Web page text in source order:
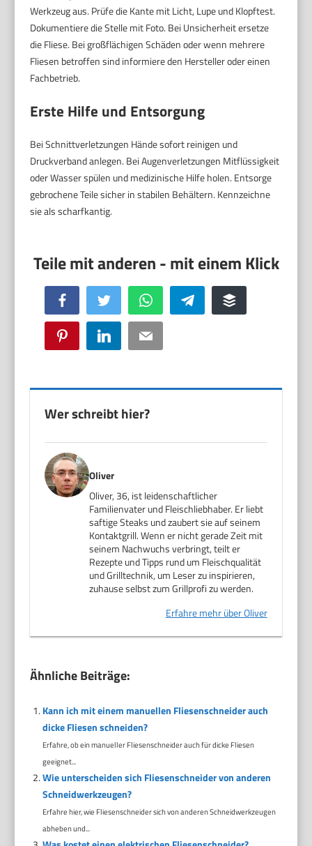
Werkzeug aus. Prüfe die Kante mit Licht, Lupe und Klopftest.
Dokumentiere die Stelle mit Foto. Bei Unsicherheit ersetze
die Fliese. Bei großflächigen Schäden oder wenn mehrere
Fliesen betroffen sind informiere den Hersteller oder einen
Fachbetrieb.
Erste Hilfe und Entsorgung
Bei Schnittverletzungen Hände sofort reinigen und
Druckverband anlegen. Bei Augenverletzungen Mitflüssigkeit
oder Wasser spülen und medizinische Hilfe holen. Entsorge
gebrochene Teile sicher in stabilen Behältern. Kennzeichne
sie als scharfkantig.
Facebook Twitter WhatsApp Telegram Buffer
Pinterest LinkedIn Email
Wer schreibt hier?
Oliver
Oliver, 36, ist leidenschaftlicher
Familienvater und Fleischliebhaber. Er liebt
saftige Steaks und zaubert sie auf seinem
Kontaktgrill. Wenn er nicht gerade Zeit mit
seinem Nachwuchs verbringt, teilt er
Rezepte und Tipps rund um Fleischqualität
und Grilltechnik, um Leser zu inspirieren,
zuhause selbst zum Grillprofi zu werden.
Erfahre mehr über Oliver
Ähnliche Beiträge:
Kann ich mit einem manuellen Fliesenschneider auch
dicke Fliesen schneiden?
Erfahre, ob ein manueller Fliesenschneider auch für dicke Fliesen
geeignet...
Wie unterscheiden sich Fliesenschneider von anderen
Schneidwerkzeugen?
Erfahre hier, wie Fliesenschneider sich von anderen Schneidwerkzeugen
abheben und...